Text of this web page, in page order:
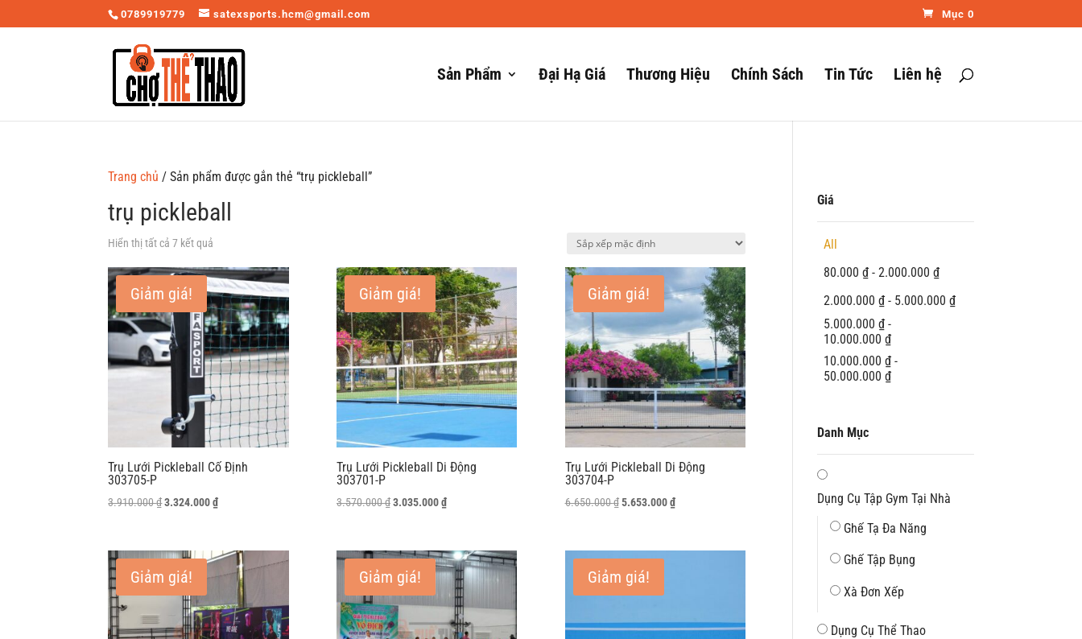
0789919779 satexsports.hcm@gmail.com Mục 0
Sản Phẩm Đại Hạ Giá Thương Hiệu Chính Sách Tin Tức Liên hệ
Trang chủ / Sản phẩm được gắn thẻ “trụ pickleball”
trụ pickleball
Hiển thị tất cả 7 kết quả
Giảm giá!
Trụ Lưới Pickleball Cố Định
303705-P
3.910.000₫Giá
3.910.000 ₫.
3.324.000₫Giá
là:
3.324.000 ₫.
Giảm giá!
Trụ Lưới Pickleball Di Động
303701-P
3.570.000₫Giá
3.570.000 ₫.
3.035.000₫Giá
là:
3.035.000 ₫.
Giảm giá!
Trụ Lưới Pickleball Di Động
303704-P
6.650.000₫ Giá
6.650.000 ₫.
5.653.000₫Giá
Giảm giá! Giảm giá! Giảm giá!
Giá
All
80.000₫-2.000.000₫
2.000.000₫- 5.000.000₫
5.000.000₫-
10.000.000₫
10.000.000₫-
50.000.000₫
Danh Mục
Dụng Cụ Tập Gym Tại Nhà
Ghế Tạ Đa Năng
Ghế Tập Bụng
Xà Đơn Xếp
Dụng Cụ Thể Thao